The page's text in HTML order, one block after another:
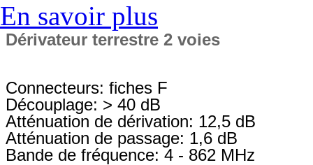
En savoir plus
Dérivateur terrestre 2 voies
Connecteurs: fiches F
Découplage: > 40 dB
Atténuation de dérivation: 12,5 dB
Atténuation de passage: 1,6 dB
Bande de fréquence: 4 - 862 MHz